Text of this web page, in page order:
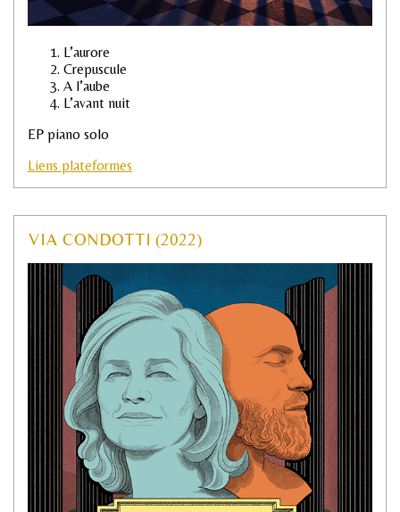
L’aurore
Crepuscule
A l’aube
L’avant nuit
EP piano solo
Liens plateformes
VIA CONDOTTI (2022)